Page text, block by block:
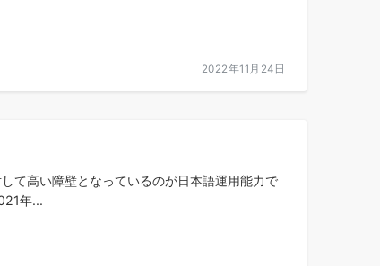
2022年11月24日
て高い障壁となっているのが日本語運用能力で
年...